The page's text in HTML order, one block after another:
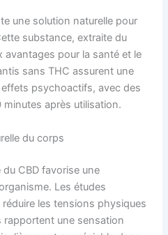
une solution naturelle pour
substance, extraite du
pour la santé et le
sans THC assurent une
psychoactifs, avec des
après utilisation.
du corps
du CBD favorise une
Les études
les tensions physiques
rapportent une sensation